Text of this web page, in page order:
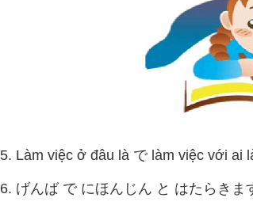
5. Làm việc ở đâu là で làm việc với ai
6. げんば で にほんじん と はたらきま